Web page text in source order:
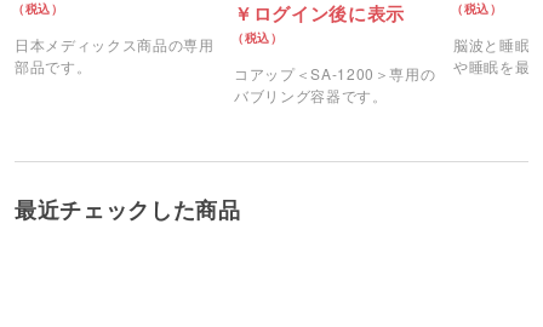
日本メディックス商品の専用
部品です。
ログイン後に表示
コアップ＜SA-1200＞専用の
バブリング容器です。
脳波と睡眠
や睡眠を最
最近チェックした商品